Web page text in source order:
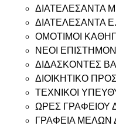
ΔΙΑΤΕΛΕΣΑΝΤΑ
ΔΙΑΤΕΛΕΣΑΝΤΑ
ΟΜΟΤΙΜΟΙ
ΝΕΟΙ
ΔΙΔΑΣΚΟΝΤΕΣ
ΔΙΟΙΚΗΤΙΚΟ
ΤΕΧΝΙΚΟΙ
ΩΡΕΣ ΓΡΑΦΕΙΟΥ
ΓΡΑΦΕΙΑ ΜΕΛΩΝ